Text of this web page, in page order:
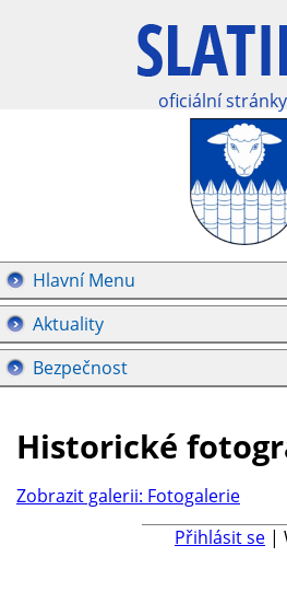
oficiální
Hlavní Menu
Aktuality
Bezpečnost
Historické
Zobrazit galerii: Fotogalerie
Přihlásit se |